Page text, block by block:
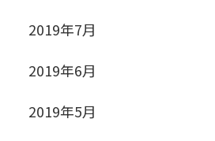
2019年7月
2019年6月
2019年5月